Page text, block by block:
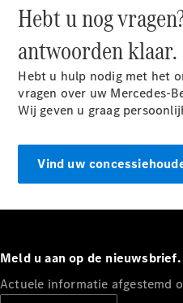
Configurator
Mercedes-
Benz Store
Citan
Configurator
Mercedes-
Benz Store
Hebt u nog
antwoorden klaar.
Hebt u hulp nodig met het
vragen over uw Mercedes-
Wij geven u graag
Vind uw
Meld u aan op de nieuwsbrief.
Actuele informatie afgestemd